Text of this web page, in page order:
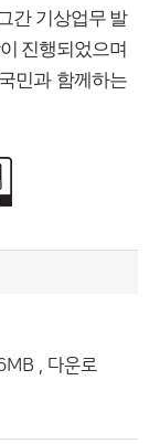
간 기상업무 발
진행되었으며
민과 함께하는
, 다운로